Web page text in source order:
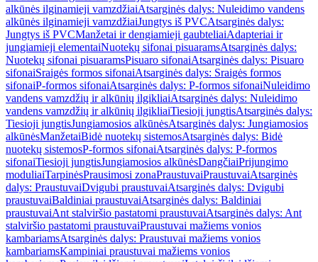
alkūnės ilginamieji vamzdžiaiAtsarginės dalys: Nuleidimo vandens
alkūnės ilginamieji vamzdžiaiJungtys iš PVCAtsarginės dalys:
Jungtys iš PVCManžetai ir dengiamieji gaubteliaiAdapteriai ir
jungiamieji elementaiNuotekų sifonai pisuaramsAtsarginės dalys:
Nuotekų sifonai pisuaramsPisuaro sifonaiAtsarginės dalys: Pisuaro
sifonaiSraigės formos sifonaiAtsarginės dalys: Sraigės formos
sifonaiP-formos sifonaiAtsarginės dalys: P-formos sifonaiNuleidimo
vandens vamzdžių ir alkūnių ilgikliaiAtsarginės dalys: Nuleidimo
vandens vamzdžių ir alkūnių ilgikliaiTiesioji jungtisAtsarginės dalys:
Tiesioji jungtisJungiamosios alkūnėsAtsarginės dalys: Jungiamosios
alkūnėsManžetaiBidė nuotekų sistemosAtsarginės dalys: Bidė
nuotekų sistemosP-formos sifonaiAtsarginės dalys: P-formos
sifonaiTiesioji jungtisJungiamosios alkūnėsDangčiaiPrijungimo
moduliaiTarpinėsPrausimosi zonaPraustuvaiPraustuvaiAtsarginės
dalys: PraustuvaiDvigubi praustuvaiAtsarginės dalys: Dvigubi
praustuvaiBaldiniai praustuvaiAtsarginės dalys: Baldiniai
praustuvaiAnt stalviršio pastatomi praustuvaiAtsarginės dalys: Ant
stalviršio pastatomi praustuvaiPraustuvai mažiems vonios
kambariamsAtsarginės dalys: Praustuvai mažiems vonios
kambariamsKampiniai praustuvai mažiems vonios